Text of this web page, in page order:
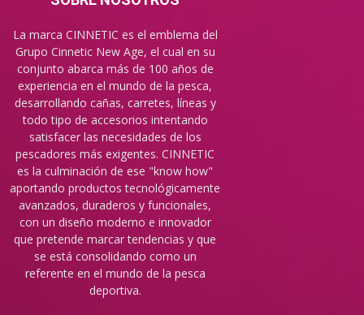
La marca CINNETIC es el emblema del
Grupo Cinnetic New Age, el cual en su
conjunto abarca más de 100 años de
experiencia en el mundo de la pesca,
desarrollando cañas, carretes, líneas y
todo tipo de accesorios intentando
satisfacer las necesidades de los
pescadores más exigentes. CINNETIC
es la culminación de ese "know how"
aportando productos tecnológicamente
avanzados, duraderos y funcionales,
con un diseño moderno e innovador
que pretende marcar tendencias y que
se está consolidando como un
referente en el mundo de la pesca
deportiva.